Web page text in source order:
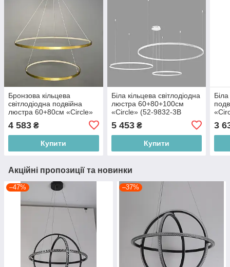
Бронзова кільцева
світлодіодна подвійна
люстра 60+80см «Circle»
(52-9832-2A BRONZE LED
(600+800))
4 583 ₴
Купити
Біла кільцева світлодіодна
люстра 60+80+100см
«Circle» (52-9832-3B
(600+800+1000))
5 453₴
Купити
3
Акційні пропозиції та новинки
–47% –37%